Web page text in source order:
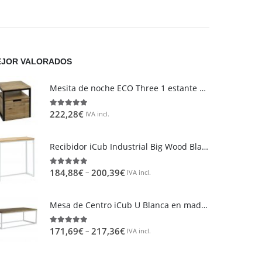
VALORADOS
Mesita de noche ECO Three 1 estante 1 cajon Negra en madera maciza de pino acabado vintage estilo industrial Box Furniture
5.00 out of 5
222,28€ IVA incl.
Recibidor iCub Industrial Big Wood Blanco madera acabado natural estilo nórdico Industrial Box Furniture
5.00 out of 5
184,88€– 200,39€ IVA incl.
Mesa de Centro iCub U Blanca en madera maciza de pino acabado vintage estilo industrial Box Furniture
5.00 out of 5
171,69€– 217,36€ IVA incl.
¿Tienes un taller y quieres